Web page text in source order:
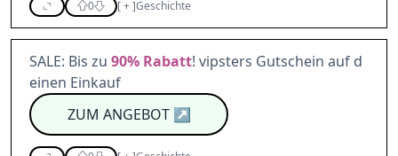
0 [+]Geschichte
SALE: Bis zu 90% Rabatt! vipsters Gutschein auf d
einen Einkauf
ZUM ANGEBOT↗